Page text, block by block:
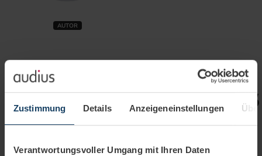
Zustimmung Details Anzeigeneinstellungen
Verantwortungsvoller Umgang mit Ihren Daten
AUTOR
Blogbeiträge des
Autors